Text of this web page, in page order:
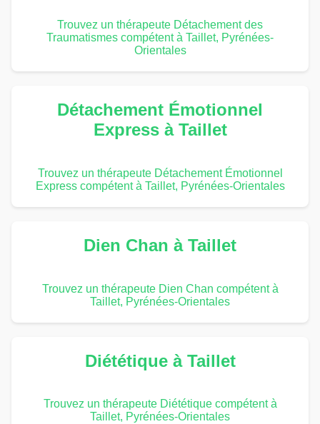
Trouvez un thérapeute Détachement des
Traumatismes compétent à Taillet, Pyrénées-
Orientales
Détachement Émotionnel
Express à Taillet
Trouvez un thérapeute Détachement Émotionnel
Express compétent à Taillet, Pyrénées-Orientales
Dien Chan à Taillet
Trouvez un thérapeute Dien Chan compétent à
Taillet, Pyrénées-Orientales
Diététique à Taillet
Trouvez un thérapeute Diététique compétent à
Taillet, Pyrénées-Orientales